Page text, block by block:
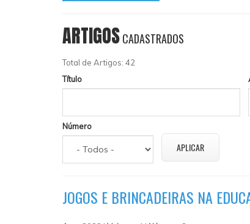
ARTIGOSCADASTRADOS
Total de Artigos: 42
Título
Número
JOGOS E BRINCADEIRAS NA